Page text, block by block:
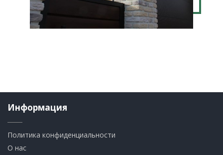
Информация
Политика конфиденциальности
О нас